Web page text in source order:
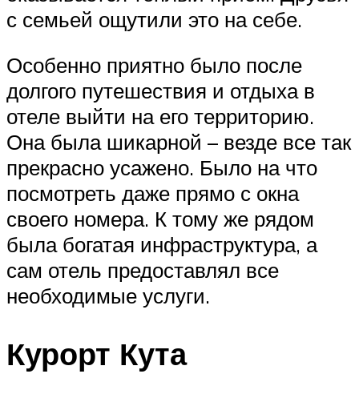
с семьей ощутили это на себе.
Особенно приятно было после
долгого путешествия и отдыха в
отеле выйти на его территорию.
Она была шикарной – везде все так
прекрасно усажено. Было на что
посмотреть даже прямо с окна
своего номера. К тому же рядом
была богатая инфраструктура, а
сам отель предоставлял все
необходимые услуги.
Курорт Кута